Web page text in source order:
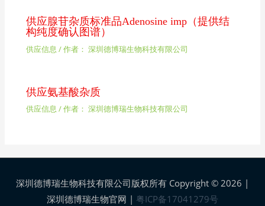
供应腺苷杂质标准品Adenosine imp（提供结
构纯度确认图谱）
供应信息 / 作者： 深圳德博瑞生物科技有限公司
供应氨基酸杂质
供应信息 / 作者： 深圳德博瑞生物科技有限公司
深圳德博瑞生物科技有限公司版权所有 Copyright © 2026 |
深圳德博瑞生物官网 | 粤ICP备17041279号